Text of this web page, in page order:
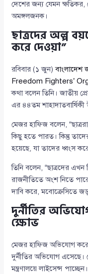
দেশের জন্য যেমন ক্ষতিকর,
অমঙ্গলজনক।
ছাত্রদের অল্প
করে দেওয়া”
রবিবার (১ জুন)বাংলাদেশ
Freedom Fighters’
কথা বলেন তিনি। জাতীয়
এর ৪৪তম
মেজর হাফিজ বলেন,
কিছু হতে পারত। কিন্তু
হয়েছে, যা তাদের ধ্বংস
তিনি বলেন, “ছাত্রদের
রাজনীতিতে অংশ নিতে
দাবি করে, মবোক্রেসিতে
দুর্নীতির
ক্ষোভ
মেজর হাফিজ অভিযোগ
দুর্নীতির অভিযোগ এসেছে।
মন্ত্রণালয়ে লাইসেন্স